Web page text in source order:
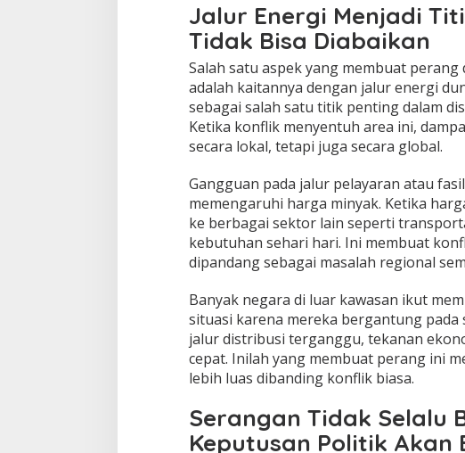
Jalur Energi Menjadi
Tidak Bisa Diabaikan
Salah satu aspek yang membuat
adalah kaitannya dengan jalur energi
sebagai salah satu titik penting dalam
Ketika konflik menyentuh area ini,
secara lokal, tetapi juga secara global.
Gangguan pada jalur pelayaran atau
memengaruhi harga minyak. Ketika
ke berbagai sektor lain seperti
kebutuhan sehari hari. Ini membuat
dipandang sebagai masalah regional
Banyak negara di luar kawasan ikut
situasi karena mereka bergantung pada
jalur distribusi terganggu, tekanan
cepat. Inilah yang membuat perang ini
lebih luas dibanding konflik biasa.
Serangan Tidak Selalu
Keputusan Politik Akan